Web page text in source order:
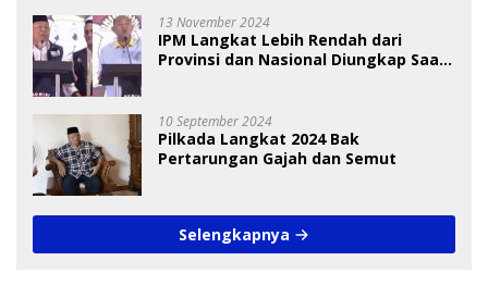
13 November 2024
IPM Langkat Lebih Rendah dari
Provinsi dan Nasional Diungkap Saat
10 September 2024
Pilkada Langkat 2024 Bak
Pertarungan Gajah dan Semut
Selengkapnya